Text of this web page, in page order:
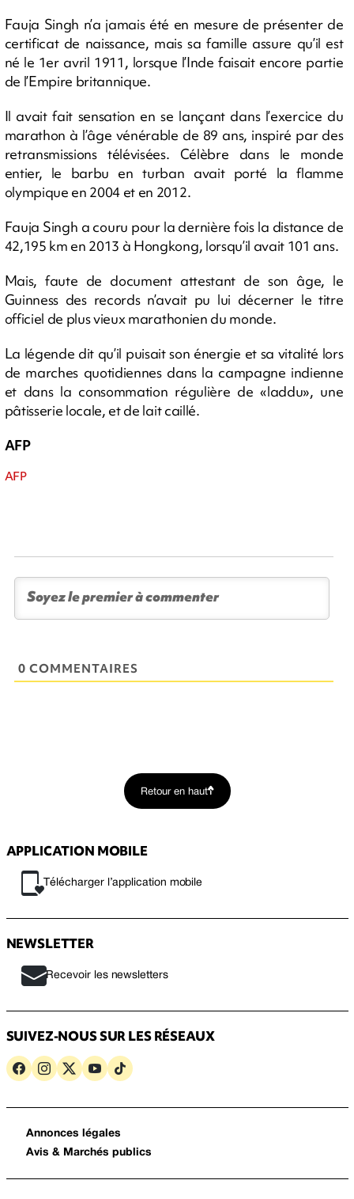
Fauja Singh n’a jamais été en mesure de présenter de
certificat de naissance, mais sa famille assure qu’il est
né le 1er avril 1911, lorsque l’Inde faisait encore partie
de l’Empire britannique.
Il avait fait sensation en se lançant dans l’exercice du
marathon à l’âge vénérable de 89 ans, inspiré par des
retransmissions télévisées. Célèbre dans le monde
entier, le barbu en turban avait porté la flamme
olympique en 2004 et en 2012.
Fauja Singh a couru pour la dernière fois la distance de
42,195 km en 2013 à Hongkong, lorsqu’il avait 101 ans.
Mais, faute de document attestant de son âge, le
Guinness des records n’avait pu lui décerner le titre
officiel de plus vieux marathonien du monde.
La légende dit qu’il puisait son énergie et sa vitalité lors
de marches quotidiennes dans la campagne indienne
et dans la consommation régulière de «laddu», une
pâtisserie locale, et de lait caillé.
AFP
AFP
0 COMMENTAIRES
Retour en haut
APPLICATION MOBILE
Télécharger l’application mobile
NEWSLETTER
Recevoir les newsletters
SUIVEZ-NOUS SUR LES RÉSEAUX
Annonces légales
Avis & Marchés publics